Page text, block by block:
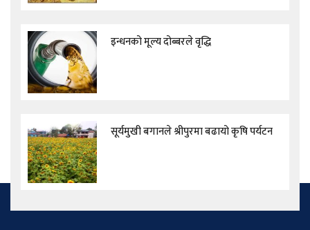
इन्धनको मूल्य दोब्बरले वृद्धि
सूर्यमुखी बगानले श्रीपुरमा बढायो कृषि पर्यटन